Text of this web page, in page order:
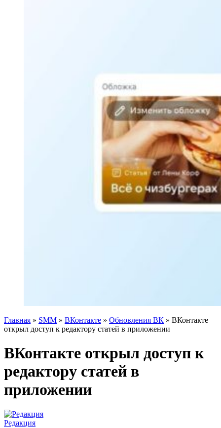
Главная » SMM » ВКонтакте » Обновления ВК » ВКонтакте
открыл доступ к редактору статей в приложении
ВКонтакте открыл доступ к
редактору статей в
приложении
Редакция